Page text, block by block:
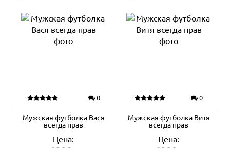
0
Мужская футболка Вася
всегда прав
Цена:
0
Мужская футболка Витя
всегда прав
Цена: